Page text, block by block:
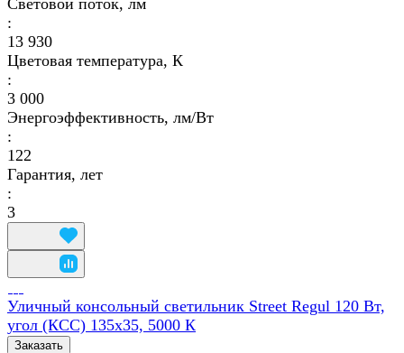
:
13 930
Цветовая температура, К
:
3 000
Энергоэффективность, лм/Вт
:
122
Гарантия, лет
:
3
Уличный консольный светильник Street Regul 120 Вт,
угол (КСС) 135х35, 5000 К
Заказать